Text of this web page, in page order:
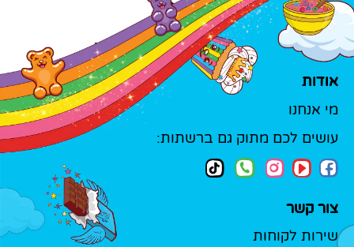
אודות
מי אנחנו
עושים לכם מתוק גם ברשתות:
צור קשר
שירות לקוחות